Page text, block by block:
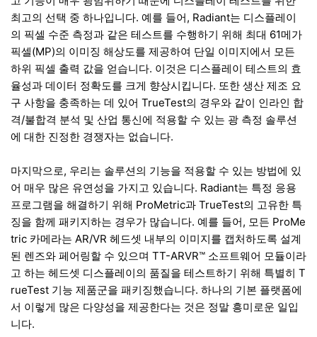
최고의 선택 중 하나입니다. 예를 들어, Radiant는 디스플레이
의 픽셀 수준 측정과 같은 테스트를 수행하기 위해 최대 61메가
픽셀(MP)의 이미징 해상도를 제공하여 단일 이미지에서 모든
하위 픽셀 출력 값을 얻습니다. 이것은 디스플레이 테스트의 효
율성과 데이터 정확도를 크게 향상시킵니다. 또한 생산 제조 요
구 사항을 충족하는 데 있어 TrueTest의 경우와 같이 인라인 합
격/불합격 분석 및 산업 통신에 적용할 수 있는 광 측정 솔루션
에 대한 진정한 경쟁자는 없습니다.
마지막으로, 우리는 솔루션의 기능을 적용할 수 있는 방법에 있
어 매우 많은 유연성을 가지고 있습니다. Radiant는 특정 응용
프로그램을 해결하기 위해 ProMetric과 TrueTest의 고유한 특
징을 함께 패키지하는 경우가 많습니다. 예를 들어, 모든 ProMe
tric 카메라는 AR/VR 헤드셋 내부의 이미지를 캡처하도록 설계
된 렌즈와 페어링할 수 있으며 TT-ARVR™ 소프트웨어 모듈이라
고 하는 헤드셋 디스플레이의 품질을 테스트하기 위해 특별히 T
rueTest 기능 제품군을 패키징했습니다. 하나의 기본 플랫폼에
서 이렇게 많은 다양성을 제공한다는 것은 정말 흥미로운 일입
니다.